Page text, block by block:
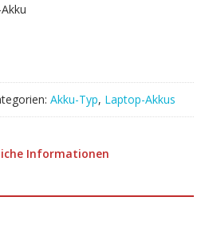
Akku-Typ, Laptop-Akkus
Informationen